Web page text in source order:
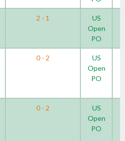
2 - 1
US
Open
PO
0 - 2
US
Open
PO
0 - 2
US
Open
PO